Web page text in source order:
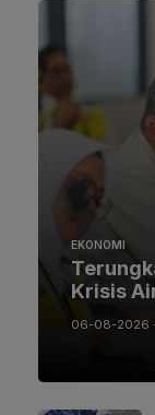
EKONOMI
Krisis
06-08-2026